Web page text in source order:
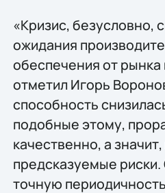
«Кризис, безусловно,
ожидания
обеспечения от
отметил Игорь
способность
подобные этому,
качественно, а
предсказуемые
точную